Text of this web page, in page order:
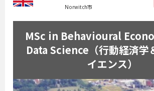
Norwitch市
MSc in Behavioural
Data Science（行動経済学
イエンス）